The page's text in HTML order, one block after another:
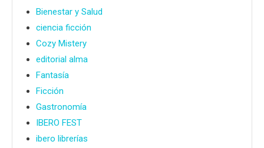
Bienestar y Salud
ciencia ficción
Cozy Mistery
editorial alma
Fantasía
Ficción
Gastronomía
IBERO FEST
ibero librerías